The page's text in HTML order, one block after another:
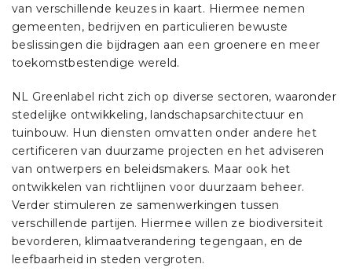
van verschillende keuzes in kaart. Hiermee nemen
gemeenten, bedrijven en particulieren bewuste
beslissingen die bijdragen aan een groenere en meer
toekomstbestendige wereld.
NL Greenlabel richt zich op diverse sectoren, waaronder
stedelijke ontwikkeling, landschapsarchitectuur en
tuinbouw. Hun diensten omvatten onder andere het
certificeren van duurzame projecten en het adviseren
van ontwerpers en beleidsmakers. Maar ook het
ontwikkelen van richtlijnen voor duurzaam beheer.
Verder stimuleren ze samenwerkingen tussen
verschillende partijen. Hiermee willen ze biodiversiteit
bevorderen, klimaatverandering tegengaan, en de
leefbaarheid in steden vergroten.